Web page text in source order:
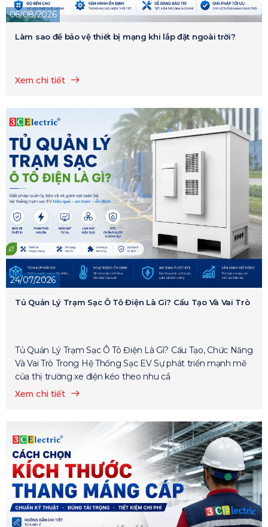
06/08/2026
Làm sao để bảo vệ thiết bị mạng khi lắp đặt ngoài trời?
Xem chi tiết
24/07/2026
Tủ Quản Lý Trạm Sạc Ô Tô Điện Là Gì? Cấu Tạo Và Vai Trò
Tủ Quản Lý Trạm Sạc Ô Tô Điện Là Gì? Cấu Tạo, Chức Năng
Và Vai Trò Trong Hệ Thống Sạc EV Sự phát triển mạnh mẽ
của thị trường xe điện kéo theo nhu cầ
Xem chi tiết